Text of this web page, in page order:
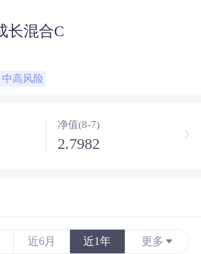
长混合C
中高风险
净值(8-7)
2.7982
近6月 近1年 更多